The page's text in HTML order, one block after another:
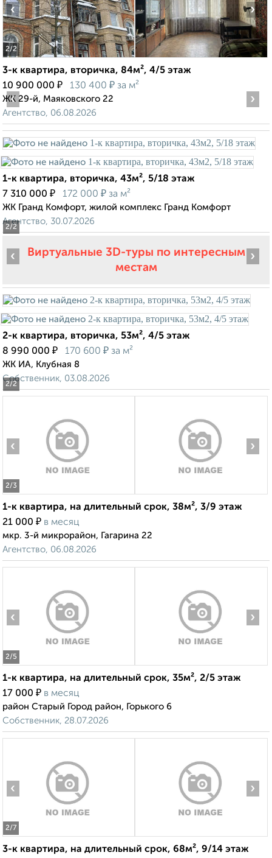
2/2
‹ ›
3-к квартира, вторичка, 84м², 4/5 этаж
10 900 000 ₽ 130 400 ₽ за м²
ЖК 29-й, Маяковского 22
Агентство, 06.08.2026
2/2
‹ ›
1-к квартира, вторичка, 43м², 5/18 этаж
7 310 000 ₽ 172 000 ₽ за м²
ЖК Гранд Комфорт, жилой комплекс Гранд Комфорт
Агентство, 30.07.2026
Виртуальные 3D-туры по интересным
местам
2/2
‹ ›
2-к квартира, вторичка, 53м², 4/5 этаж
8 990 000 ₽ 170 600 ₽ за м²
ЖК ИА, Клубная 8
Собственник, 03.08.2026
2/3
‹ ›
1-к квартира, на длительный срок, 38м², 3/9 этаж
21 000 ₽ в месяц
мкр. 3-й микрорайон, Гагарина 22
Агентство, 06.08.2026
2/5
‹ ›
1-к квартира, на длительный срок, 35м², 2/5 этаж
17 000 ₽ в месяц
район Старый Город район, Горького 6
Собственник, 28.07.2026
2/7
‹ ›
3-к квартира, на длительный срок, 68м², 9/14 этаж